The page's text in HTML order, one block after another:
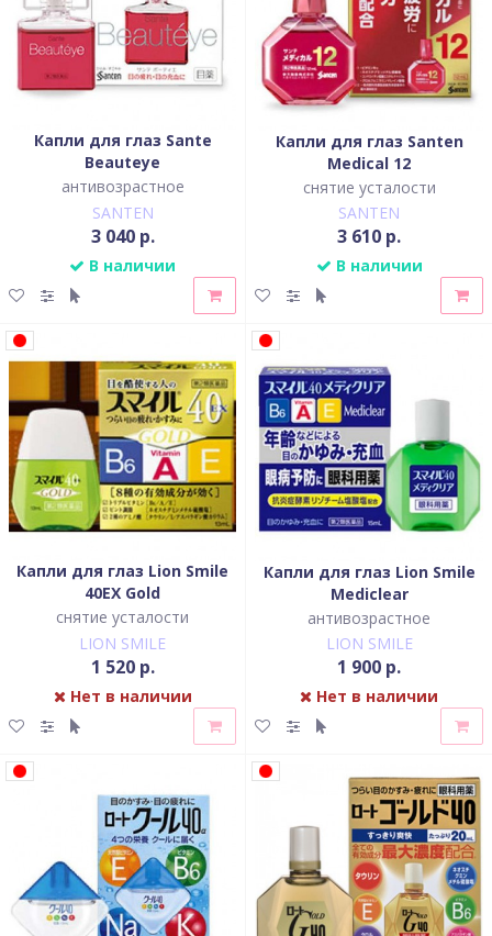
Капли для глаз Sante
Beauteye
антивозрастное
SANTEN
3 040 р.
В наличии
Капли для глаз Santen
Medical 12
снятие усталости
SANTEN
3 610 р.
В наличии
Капли для глаз Lion Smile
40EX Gold
снятие усталости
LION SMILE
1 520 р.
Нет в наличии
Капли для глаз Lion Smile
Mediclear
антивозрастное
LION SMILE
1 900 р.
Нет в наличии